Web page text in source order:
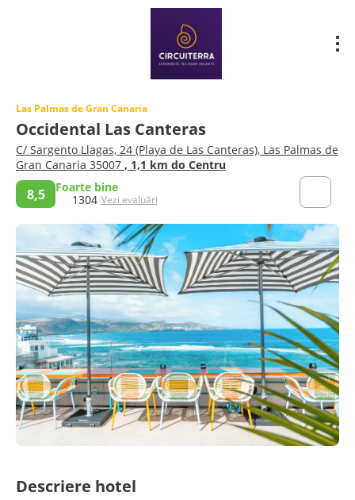
Las Palmas de Gran Canaria
Occidental Las Canteras
C/ Sargento Llagas, 24 (Playa de Las Canteras), Las Palmas de
Gran Canaria 35007 , 1,1 km do Centru
8,5
Foarte bine
1304 Vezi evaluări
Descriere hotel